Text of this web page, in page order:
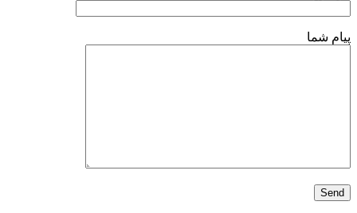
پیام شما